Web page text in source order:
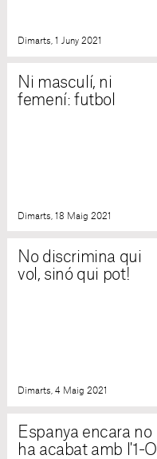
Dimarts, 1 Juny 2021
Ni masculí, ni
femení: futbol
Dimarts, 18 Maig 2021
No discrimina qui
vol, sinó qui pot!
Dimarts, 4 Maig 2021
Espanya encara no
ha acabat amb l'1-O